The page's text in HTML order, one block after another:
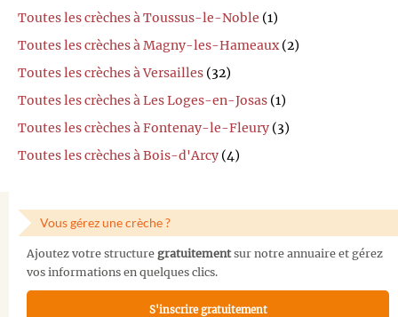
Toutes les crèches à Toussus-le-Noble (1)
Toutes les crèches à Magny-les-Hameaux(2)
Toutes les crèches à Versailles (32)
Toutes les crèches à Les Loges-en-Josas (1)
Toutes les crèches à Fontenay-le-Fleury (3)
Toutes les crèches à Bois-d'Arcy (4)
Vous gérez une crèche ?
Ajoutez votre structure gratuitementsur notre annuaire et gérez
vos informations en quelques clics.
S'inscrire gratuitement